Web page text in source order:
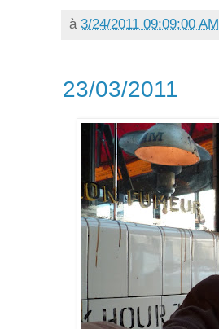
à 3/24/2011 09:09:00 AM
23/03/2011